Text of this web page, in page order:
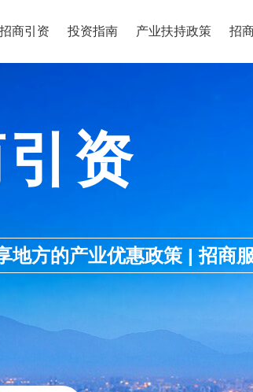
招商引资 投资指南 产业扶持政策 招
资
地方的产业优惠政策 | 招商